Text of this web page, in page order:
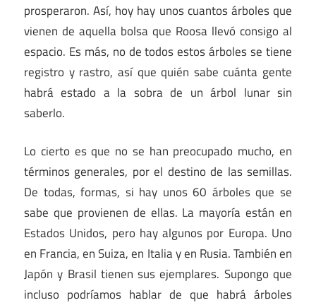
prosperaron. Así, hoy hay unos cuantos árboles que
vienen de aquella bolsa que Roosa llevó consigo al
espacio. Es más, no de todos estos árboles se tiene
registro y rastro, así que quién sabe cuánta gente
habrá estado a la sobra de un árbol lunar sin
saberlo.
Lo cierto es que no se han preocupado mucho, en
términos generales, por el destino de las semillas.
De todas, formas, si hay unos 60 árboles que se
sabe que provienen de ellas. La mayoría están en
Estados Unidos, pero hay algunos por Europa. Uno
en Francia, en Suiza, en Italia y en Rusia. También en
Japón y Brasil tienen sus ejemplares. Supongo que
incluso podríamos hablar de que habrá árboles